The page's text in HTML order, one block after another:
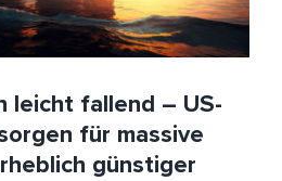
leicht fallend – US-
für massive
günstiger